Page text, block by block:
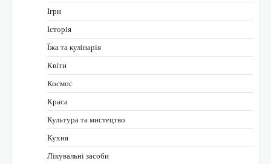
Ігри
Історія
Їжа та кулінарія
Квіти
Космос
Краса
Культура та мистецтво
Кухня
Лікувальні засоби